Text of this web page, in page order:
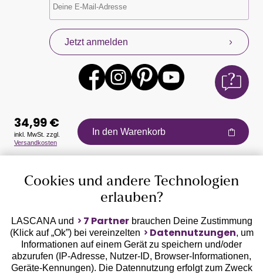
Jetzt anmelden
Auszeichnungen
Geprüfte Sicherheit
34,99 €
inkl. MwSt. zzgl.
Versandkosten
In den Warenkorb
Cookies und andere Technologien
erlauben?
LASCANA und 7 Partnerbrauchen Deine Zustimmung
(Klick auf „Ok”) bei vereinzelten
Datennutzungen, um
Informationen auf einem Gerät zu speichern und/oder
abzurufen (IP-Adresse, Nutzer-ID, Browser-Informationen,
Geräte-Kennungen). Die Datennutzung erfolgt zum Zweck